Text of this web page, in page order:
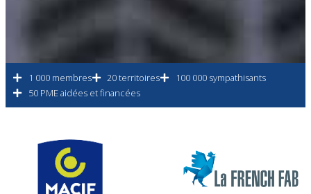
1 000 membres 20 territoires
100 000 sympathisants
50 PME aidées et financées